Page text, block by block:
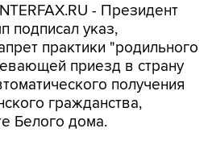
- Президент
подписал указ,
практики "родильного
приезд в страну
получения
гражданства,
Белого дома.